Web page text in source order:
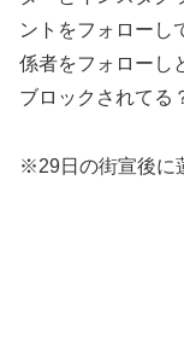
ントをフォローし
係者をフォローし
ブロックされてる
※29日の街宣後に